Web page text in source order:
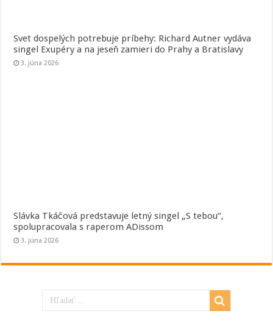
Svet dospelých potrebuje príbehy: Richard Autner vydáva
singel Exupéry a na jeseň zamieri do Prahy a Bratislavy
3. júna 2026
Slávka Tkáčová predstavuje letný singel „S tebou“,
spolupracovala s raperom ADissom
3. júna 2026